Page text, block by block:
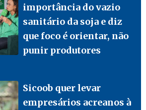
importância do vazio
sanitário da soja e diz
que foco é orientar, não
punir produtores
Sicoob quer levar
empresários acreanos à